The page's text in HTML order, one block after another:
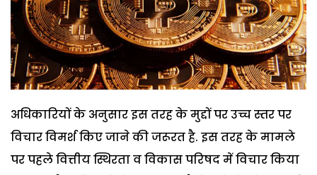
अधिकारियों के अनुसार इस तरह के मुद्दों पर उच्च स्तर पर
विचार विमर्श किए जाने की जरूरत है. इस तरह के मामले
पर पहले वित्तीय स्थिरता व विकास परिषद में विचार किया